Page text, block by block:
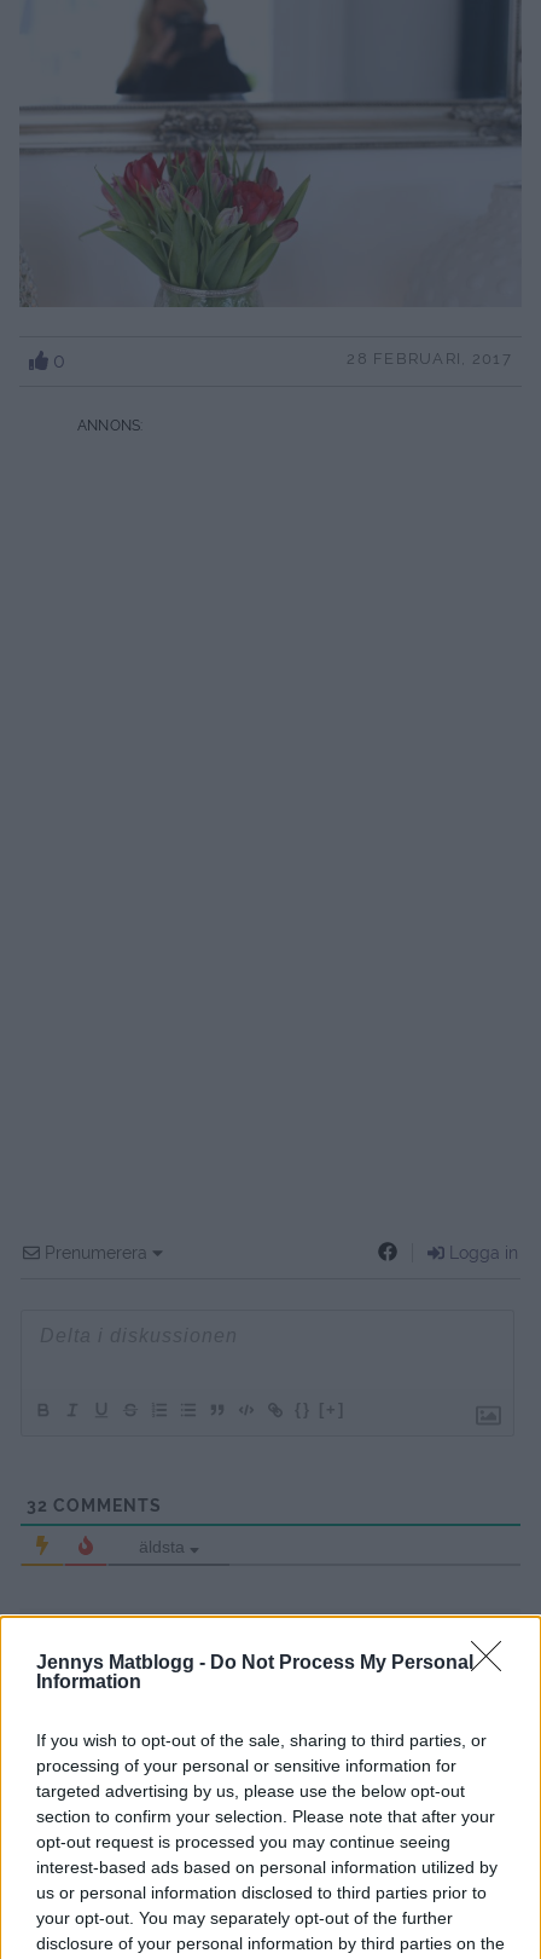
Jennys Matblogg - Do Not Process My Personal
Information
If you wish to opt-out of the sale, sharing to third parties, or
processing of your personal or sensitive information for
targeted advertising by us, please use the below opt-out
section to confirm your selection. Please note that after your
opt-out request is processed you may continue seeing
interest-based ads based on personal information utilized by
us or personal information disclosed to third parties prior to
your opt-out. You may separately opt-out of the further
disclosure of your personal information by third parties on the
0 28 FEBRUARI, 2017
Prenumerera Logga in
{} [+]
32 COMMENTS
äldsta
9 år sedan
sedan som man inte skulle ha några gardiner… kollade
på bilder från vårt hus då. Såg ut som om vi bodde i ett
renoveringsobjekt som inte var klart. Mycket mysigare
jennysmatblogg